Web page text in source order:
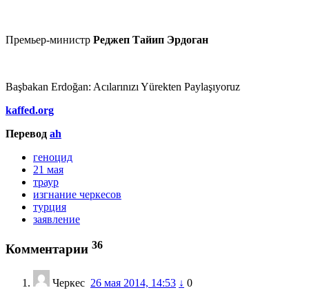
Премьер-министр Реджеп Тайип Эрдоган
Başbakan Erdoğan: Acılarınızı Yürekten Paylaşıyoruz
kaffed.org
Перевод ah
геноцид
21 мая
траур
изгнание черкесов
турция
заявление
Комментарии 36
Черкес 26 мая 2014, 14:53 ↓ 0